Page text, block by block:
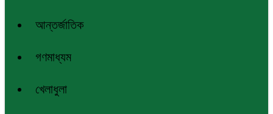
আন্তর্জাতিক
গণমাধ্যম
খেলাধুলা